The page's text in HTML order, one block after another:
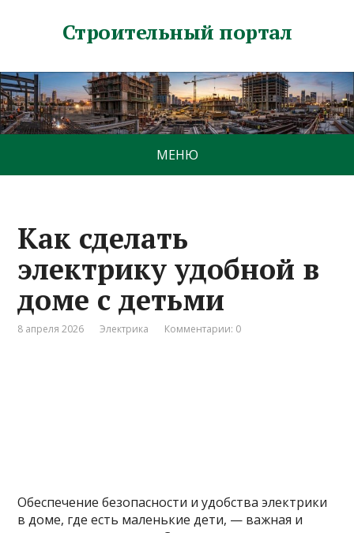
Строительный портал
МЕНЮ
Как сделать
электрику удобной в
доме с детьми
8 апреля 2026 Электрика Комментарии: 0
Обеспечение безопасности и удобства электрики
в доме, где есть маленькие дети, — важная и